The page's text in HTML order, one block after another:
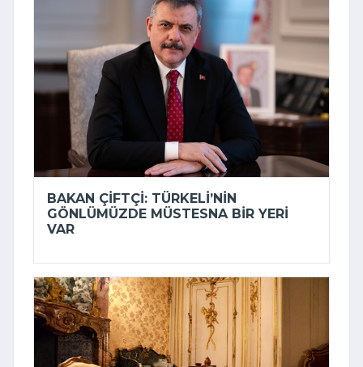
BAKAN ÇIFTÇI: TÜRKELI’NIN
GÖNLÜMÜZDE MÜSTESNA BIR YERI
VAR